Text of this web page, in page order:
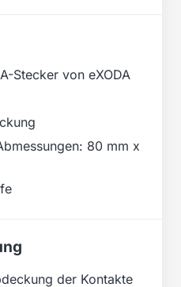
Stecker von eXODA
80 mm x
der Kontakte